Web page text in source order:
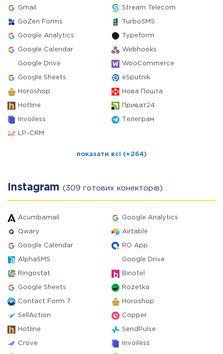
Gmail Stream Telecom
GoZen Forms TurboSMS
Google Analytics Typeform
Google Calendar Webhooks
Google Drive WooCommerce
Google Sheets eSputnik
Horoshop Нова Пошта
Hotline Приват24
Invoiless Телеграм
LP-CRM
показати всі (+264)
Instagram (309 готових конекторів)
Acumbamail Google Analytics
Qwary Airtable
Google Calendar RO App
AlphaSMS Google Drive
Ringostat Binotel
Google Sheets Rozetka
Contact Form 7 Horoshop
SellAction Copper
Hotline SendPulse
Crove Invoiless